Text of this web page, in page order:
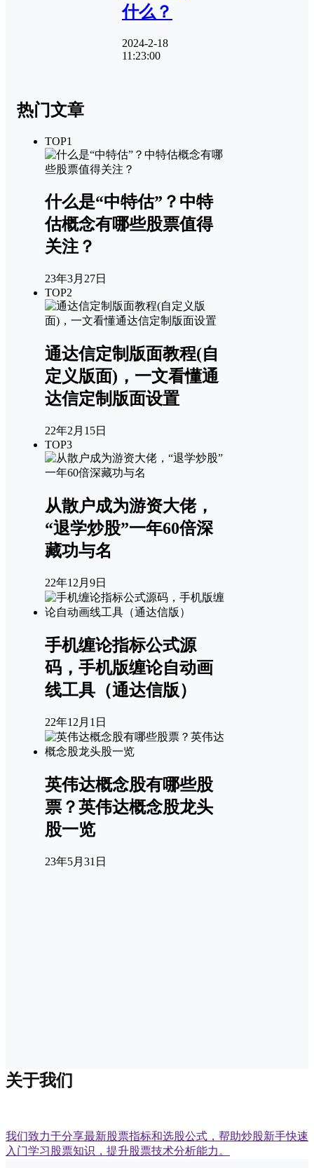
什么？
2024-2-18
11:23:00
热门文章
TOP1
什么是“中特估”？中特
估概念有哪些股票值得
关注？
23年3月27日
TOP2
通达信定制版面教程(自
定义版面)，一文看懂通
达信定制版面设置
22年2月15日
TOP3
从散户成为游资大佬，
“退学炒股”一年60倍深
藏功与名
22年12月9日
手机缠论指标公式源
码，手机版缠论自动画
线工具（通达信版）
22年12月1日
英伟达概念股有哪些股
票？英伟达概念股龙头
股一览
23年5月31日
关于我们
我们致力于分享最新股票指标和选股公式，帮助炒股新手快速
入门学习股票知识，提升股票技术分析能力。